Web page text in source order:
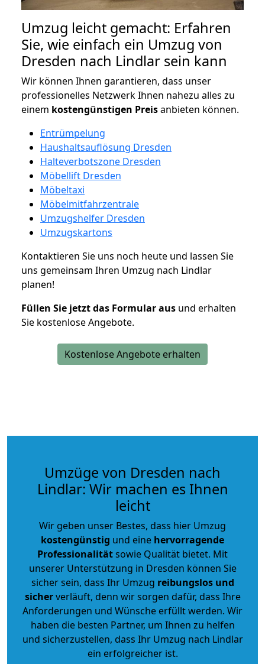
Umzug leicht gemacht: Erfahren
Sie, wie einfach ein Umzug von
Dresden nach Lindlar sein kann
Wir können Ihnen garantieren, dass unser
professionelles Netzwerk Ihnen nahezu alles zu
einem kostengünstigen Preisanbieten können.
Entrümpelung
Haushaltsauflösung Dresden
Halteverbotszone Dresden
Möbellift Dresden
Möbeltaxi
Möbelmitfahrzentrale
Umzugshelfer Dresden
Umzugskartons
Kontaktieren Sie uns noch heute und lassen Sie
uns gemeinsam Ihren Umzug nach Lindlar
planen!
Füllen Sie jetzt das Formular aus und erhalten
Sie kostenlose Angebote.
Kostenlose Angebote erhalten
Umzüge von Dresden nach
Lindlar: Wir machen es Ihnen
leicht
Wir geben unser Bestes, dass hier Umzug
kostengünstig und eine hervorragende
Professionalitätsowie Qualität bietet. Mit
unserer Unterstützung in Dresden können Sie
sicher sein, dass Ihr Umzug reibungslos und
sicherverläuft, denn wir sorgen dafür, dass Ihre
Anforderungen und Wünsche erfüllt werden. Wir
haben die besten Partner, um Ihnen zu helfen
und sicherzustellen, dass Ihr Umzug nach Lindlar
ein erfolgreicher ist.